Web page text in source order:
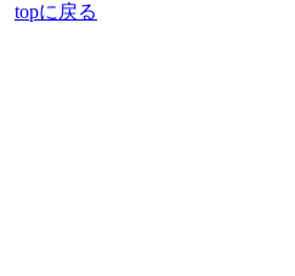
topに戻る